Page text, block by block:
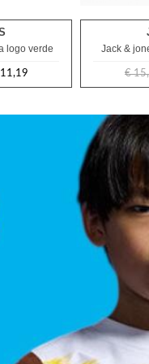
logo verde Jack &
€